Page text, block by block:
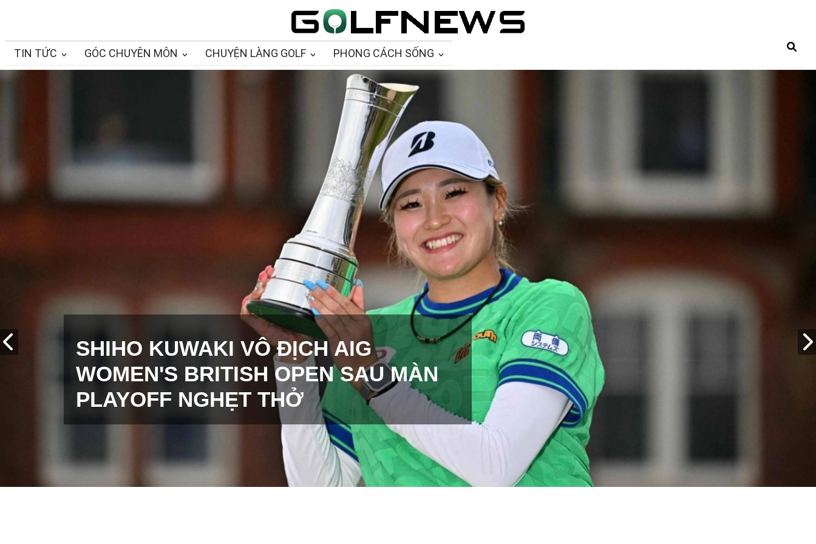
TIN TỨC GÓC CHUYÊN MÔN CHUYỆN LÀNG GOLF PHONG CÁCH SỐNG
SHIHO KUWAKI VÔ ĐỊCH AIG
WOMEN'S BRITISH OPEN SAU MÀN
PLAYOFF NGHẸT THỞ